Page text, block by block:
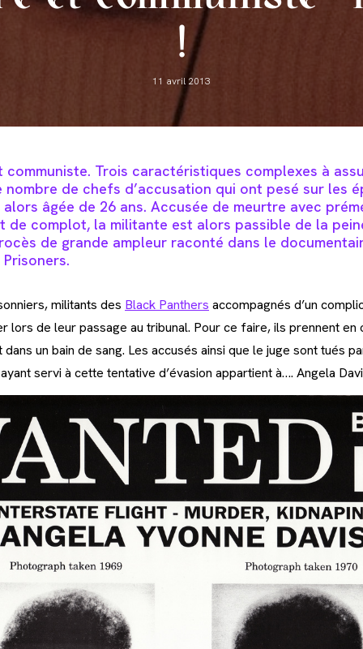
!
Post
published:
11 avril 2013
communiste. Trois caractéristiques complexes à
nombre de chefs d’accusation qui ont pesé sur les
alors âgée de 26 ans. Accusée de meurtre avec
de complot, la militante est alors passible de la
de grande ampleur raconté dans le
.
militants des Black Panthers accompagnés d’un
lors de leur passage au tribunal. Pour ce faire, ils prennent en
dans un bain de sang. Les accusés ainsi que le juge sont tués
servi à cette tentative d’évasion appartient à…. Angela